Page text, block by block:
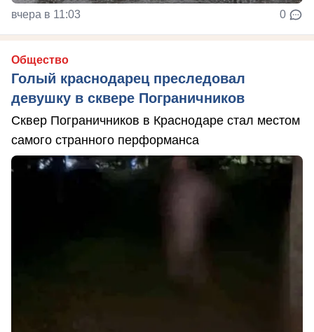
вчера в 11:03 0
Общество
Голый краснодарец преследовал
девушку в сквере Пограничников
Сквер Пограничников в Краснодаре стал местом
самого странного перформанса